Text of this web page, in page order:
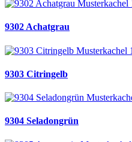
9302 Achatgrau
9303 Citringelb
9304 Seladongrün